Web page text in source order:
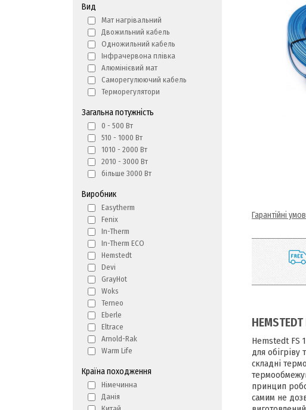
Вид
Мат нагрівальний
Двожильний кабель
Одножильний кабель
Інфрачервона плівка
Алюмінієвий мат
Саморегулюючий кабель
Терморегулятори
Загальна потужність
0 - 500 Вт
510 - 1000 Вт
1010 - 2000 Вт
2010 - 3000 Вт
більше 3000 Вт
Виробник
Easytherm
Fenix
In-Therm
In-Therm ECO
Hemstedt
Devi
GrayHot
Woks
Terneo
Eberle
Eltrace
Arnold-Rak
Warm Life
Країна походження
Німечинна
Данія
Гарантійні
Hemstedt FS
для обігріву
складні
принцип
самим не